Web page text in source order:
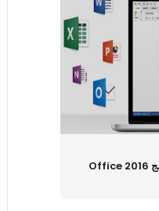
مايكروسوفت تطلق حزمة برامج Office 2016